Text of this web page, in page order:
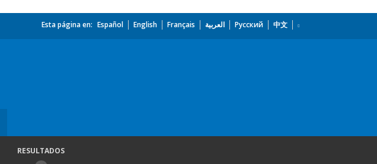
Esta página en: Español English Français العربية Русский 中文
RESULTADOS